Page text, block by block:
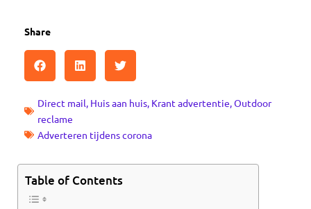
Share
Direct mail Huis aan huis Krant advertentie Outdoor
reclame
Adverteren tijdens corona
Table of Contents